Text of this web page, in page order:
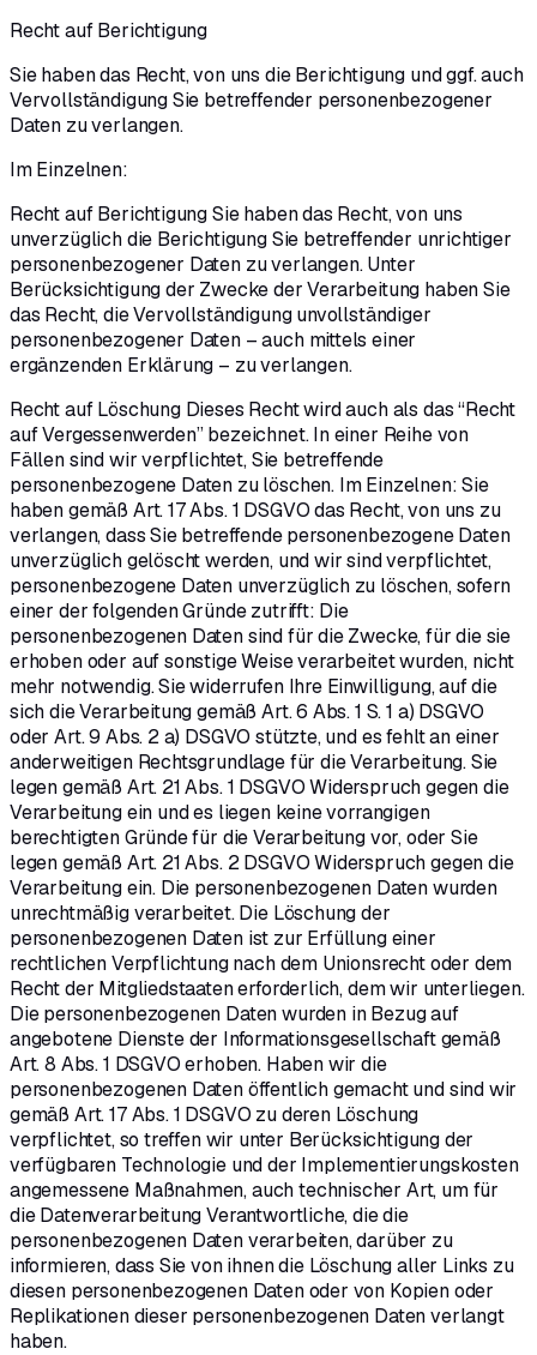
Recht auf Berichtigung
Sie haben das Recht, von uns die Berichtigung und ggf. auch
Vervollständigung Sie betreffender personenbezogener
Daten zu verlangen.
Im Einzelnen:
Recht auf Berichtigung Sie haben das Recht, von uns
unverzüglich die Berichtigung Sie betreffender unrichtiger
personenbezogener Daten zu verlangen. Unter
Berücksichtigung der Zwecke der Verarbeitung haben Sie
das Recht, die Vervollständigung unvollständiger
personenbezogener Daten – auch mittels einer
ergänzenden Erklärung – zu verlangen.
Recht auf Löschung Dieses Recht wird auch als das “Recht
auf Vergessenwerden” bezeichnet. In einer Reihe von
Fällen sind wir verpflichtet, Sie betreffende
personenbezogene Daten zu löschen. Im Einzelnen: Sie
haben gemäß Art. 17 Abs. 1 DSGVO das Recht, von uns zu
verlangen, dass Sie betreffende personenbezogene Daten
unverzüglich gelöscht werden, und wir sind verpflichtet,
personenbezogene Daten unverzüglich zu löschen, sofern
einer der folgenden Gründe zutrifft: Die
personenbezogenen Daten sind für die Zwecke, für die sie
erhoben oder auf sonstige Weise verarbeitet wurden, nicht
mehr notwendig. Sie widerrufen Ihre Einwilligung, auf die
sich die Verarbeitung gemäß Art. 6 Abs. 1 S. 1 a) DSGVO
oder Art. 9 Abs. 2 a) DSGVO stützte, und es fehlt an einer
anderweitigen Rechtsgrundlage für die Verarbeitung. Sie
legen gemäß Art. 21 Abs. 1 DSGVO Widerspruch gegen die
Verarbeitung ein und es liegen keine vorrangigen
berechtigten Gründe für die Verarbeitung vor, oder Sie
legen gemäß Art. 21 Abs. 2 DSGVO Widerspruch gegen die
Verarbeitung ein. Die personenbezogenen Daten wurden
unrechtmäßig verarbeitet. Die Löschung der
personenbezogenen Daten ist zur Erfüllung einer
rechtlichen Verpflichtung nach dem Unionsrecht oder dem
Recht der Mitgliedstaaten erforderlich, dem wir unterliegen.
Die personenbezogenen Daten wurden in Bezug auf
angebotene Dienste der Informationsgesellschaft gemäß
Art. 8 Abs. 1 DSGVO erhoben. Haben wir die
personenbezogenen Daten öffentlich gemacht und sind wir
gemäß Art. 17 Abs. 1 DSGVO zu deren Löschung
verpflichtet, so treffen wir unter Berücksichtigung der
verfügbaren Technologie und der Implementierungskosten
angemessene Maßnahmen, auch technischer Art, um für
die Datenverarbeitung Verantwortliche, die die
personenbezogenen Daten verarbeiten, darüber zu
informieren, dass Sie von ihnen die Löschung aller Links zu
diesen personenbezogenen Daten oder von Kopien oder
Replikationen dieser personenbezogenen Daten verlangt
haben.